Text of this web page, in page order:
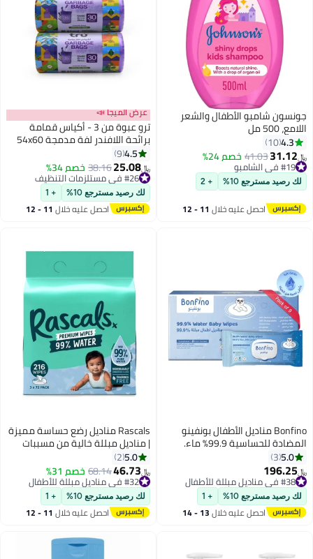
جونسون شامبو الأطفال والشعر
اللامع، 500 مل
4.3
10
﷼‏31.12
41.03خصم 24%
#19 في الشامبو
#19 في الشامبو
لك رصيد مسترجع 10% + 2
احصل عليه خلال 11 - 12
عرض الميجا 📣
ترو عبوة من 3 - أكياس قمامة
برائحة اللافندر لفة مدمجة 54x60
سم - 30 كيس × 3
4.5
9
﷼‏25.08
38.16خصم 34% #26 في مستلزمات التنظيف
أقل سعر في 7 يوم
بتخلّص بسرعة
تم بيع +60 مؤخرًا
#26 في مستلزمات التنظيف
لك رصيد مسترجع 10% + 1
احصل عليه خلال 11 - 12
Bonfino مناديل الأطفال بونفينو
المضادة للحساسية 99.9% ماء.
خالية من الكحول والعطور، مصنوعة
من الخيزران القابل للتحلل، عبوة من
9 - 540 قطعة
5.0
3
﷼‏196.25
#38 في مناديل مبللة للأطفال
#38 في مناديل مبللة للأطفال
لك رصيد مسترجع 10% + 1
احصل عليه خلال 13 - 14
Rascals مناديل رضع حساسة مميزة
| مناديل مبللة خالية من مسببات
الحساسية ومختبرة من قبل أطباء
الجلد | مناديل سفر للأطفال بتركيبة
طبيعية 99% - مناديل مبللة سميكة
وخالية من البلاستيك للأطفال - عبوة
تحتوي على 216 (72 × 3)
5.0
2
﷼‏46.73
68.14خصم 31%
#32 في مناديل مبللة للأطفال
#32 في مناديل مبللة للأطفال
لك رصيد مسترجع 10% + 1
احصل عليه خلال 11 - 12